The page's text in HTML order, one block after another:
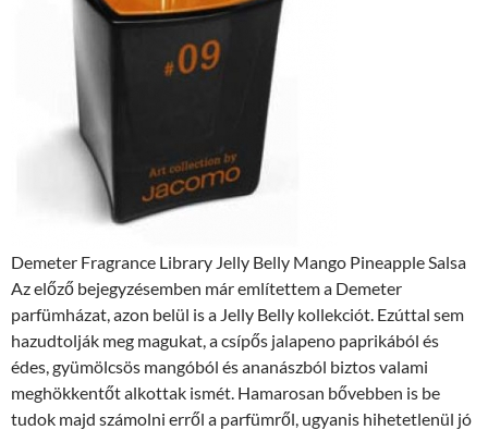
Demeter Fragrance Library Jelly Belly Mango Pineapple Salsa
Az előző bejegyzésemben már említettem a Demeter
parfümházat, azon belül is a Jelly Belly kollekciót. Ezúttal sem
hazudtolják meg magukat, a csípős jalapeno paprikából és
édes, gyümölcsös mangóból és ananászból biztos valami
meghökkentőt alkottak ismét. Hamarosan bővebben is be
tudok majd számolni erről a parfümről, ugyanis hihetetlenül jó